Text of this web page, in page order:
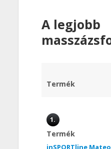
A legjobb
Termék
1.
Termék
inSPORTline Mateo